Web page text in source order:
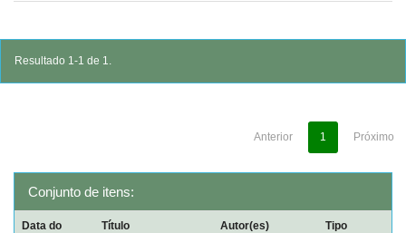
Resultado 1-1 de 1.
Anterior 1 Próximo
Conjunto de itens:
Data do
Título Autor(es) Tipo